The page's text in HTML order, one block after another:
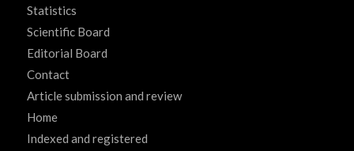
Statistics
Scientific Board
Editorial Board
Contact
Article submission and review
Home
Indexed and registered